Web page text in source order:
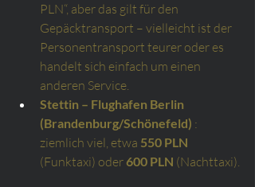
PLN“, aber das gilt für den
Gepäcktransport – vielleicht ist der
Personentransport teurer oder es
handelt sich einfach um einen
anderen Service.
Stettin – Flughafen Berlin
(Brandenburg/Schönefeld) :
ziemlich viel, etwa 550 PLN
(Funktaxi) oder600 PLN (Nachttaxi).